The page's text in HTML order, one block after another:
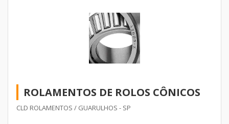
ROLAMENTOS DE ROLOS CÔNICOS
CLD ROLAMENTOS / GUARULHOS - SP